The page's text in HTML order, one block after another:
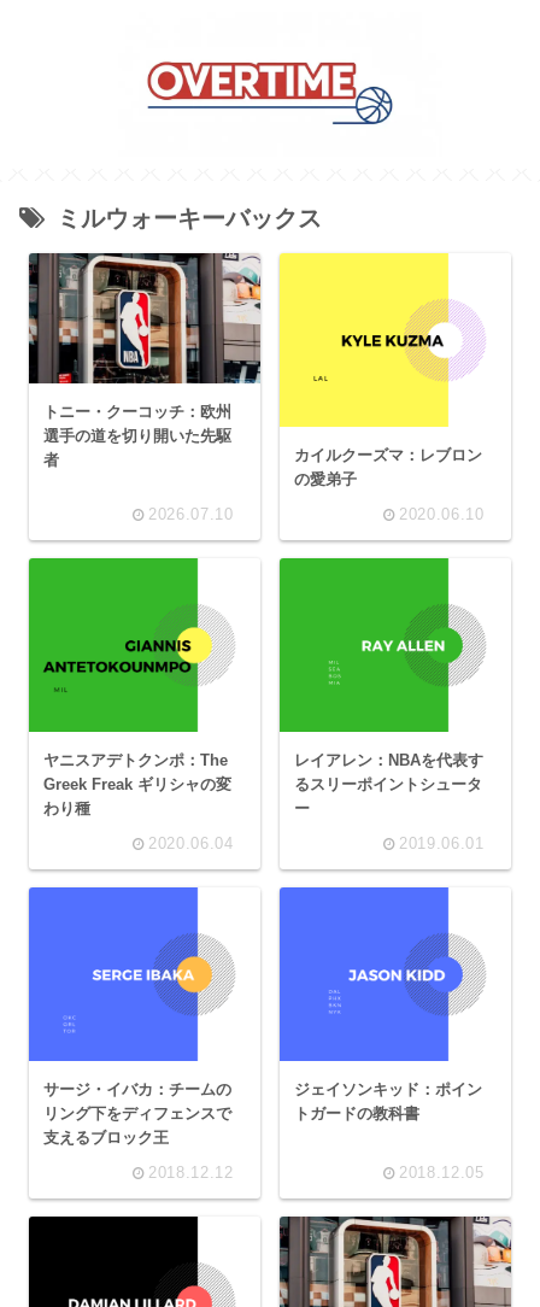
ミルウォーキーバックス
トニー・クーコッチ：欧州
選手の道を切り開いた先駆
者
2026.07.10
カイルクーズマ：レブロン
の愛弟子
2020.06.10
ヤニスアデトクンポ：The
Greek Freak ギリシャの変
わり種
2020.06.04
レイアレン：NBAを代表す
るスリーポイントシュータ
ー
2019.06.01
サージ・イバカ：チームの
リング下をディフェンスで
支えるブロック王
2018.12.12
ジェイソンキッド：ポイン
トガードの教科書
2018.12.05